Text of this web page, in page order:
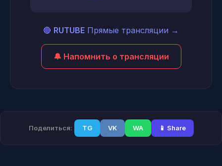
🔴 RUTUBE Прямые трансляции →
🔔 Напомнить о трансляции
Поделиться: TG VK WA 📱 Share